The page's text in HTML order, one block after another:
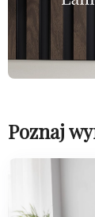
Poznaj